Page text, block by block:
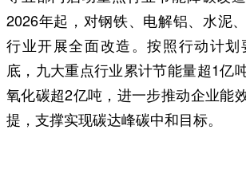
2026年起，对钢铁、电解铝、水泥
行业开展全面改造。按照行动计划
底，九大重点行业累计节能量超1亿
氧化碳超2亿吨，进一步推动企业能
提，支撑实现碳达峰碳中和目标。